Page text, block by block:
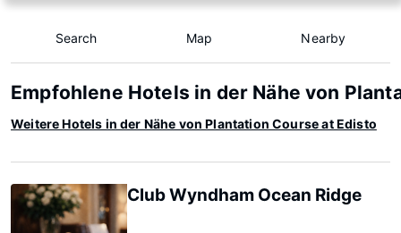
Search Map Nearby
Empfohlene Hotels in der Nähe von
Weitere Hotels in der Nähe von Plantation Course at Edisto
Club Wyndham Ocean Ridge